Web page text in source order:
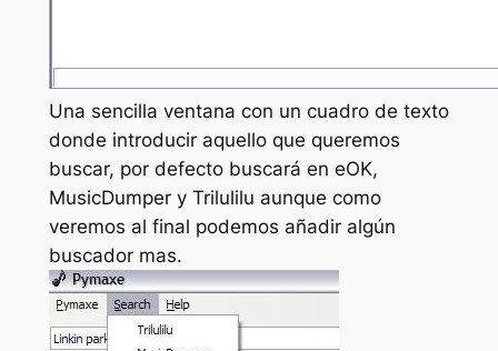
Una sencilla ventana con un cuadro de texto
donde introducir aquello que queremos
buscar, por defecto buscará en eOK,
MusicDumper y Trilulilu aunque como
veremos al final podemos añadir algún
buscador mas.